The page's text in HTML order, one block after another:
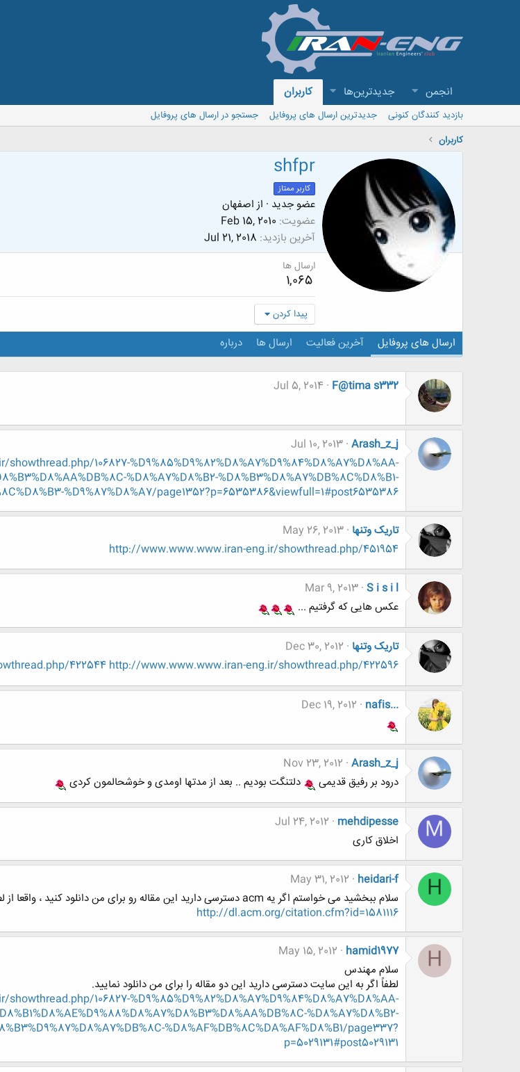
انجمن جدیدترین‌ها کاربران
بازدید کنندگان کنونی جدیدترین ارسال های پروفایل
جستجو در ارسال های پروفایل
کاربران
shfpr
کاربر ممتاز
عضو جدید · از اصفهان
عضویت Feb 15, 2010
آخرین بازدید Jul 21, 2018
ارسال ها
1,065
پیدا کردن
ارسال های پروفایل آخرین فعالیت ارسال ها درباره
F@tima s332
Jul 5, 2014
Arash_z_j
Jul 10, 2013
106827-%D9%85%D9%82%D8%A7%D9%84%D8%A7%D8%AA-
%D8%A7%D8%B2-%D8%B3%D8%A7%DB%8C%D8%B1-
%D9%87%D8%A7/page1352?p=6535386&viewfull=1#post6535386
تاریک وتنها May 26, 2013
http://www.www.www.iran-eng.ir/showthread.php/451954
S i s i l
Mar 9, 2013
عکس هایی که گرفتیم ...
تاریک وتنها Dec 30, 2012
422544 http://www.www.www.iran-eng.ir/showthread.php/422596
nafis...
Dec 19, 2012
Arash_z_j
Nov 23, 2012
درود بر رفیق قدیمی
دلتنگت بودیم .. بعد از مدتها اومدی و خوشحالمون کردی
M
mehdipesse
Jul 24, 2012
اخلاق کاری
H
heidari-f
May 31, 2012
سلام ببخشید می خواستم اگر یه acm دسترسی دارید این مقاله رو برای من دانلود کنید ، واقعا از لطف شما سپاسگذارم
http://dl.acm.org/citation.cfm?id=1581116
H
hamid1977
May 15, 2012
سلام مهندس
لطفاً اگر به این سایت دسترسی دارید این دو مقاله را برای من دانلود نمایید.
106827-%D9%85%D9%82%D8%A7%D9%84%D8%A7%D8%AA-
%D8%A7%D8%B2-
%D8%AF%DB%8C%DA%AF%D8%B1/page337?
p=5029131#post5029131